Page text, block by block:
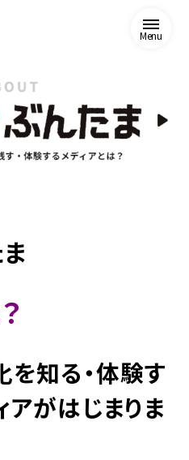
Menu
知る・体験す
アがはじまりま